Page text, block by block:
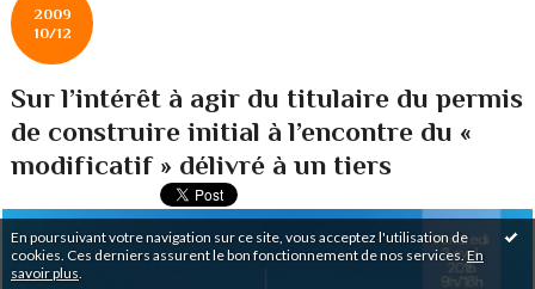
En poursuivant votre navigation sur ce site, vous acceptez l'utilisation de
cookies. Ces derniers assurent le bon fonctionnement de nos services. En
savoir plus
2009
10/12
Sur l’intérêt à agir du titulaire du permis
de construire initial à l’encontre du «
modificatif » délivré à un tiers